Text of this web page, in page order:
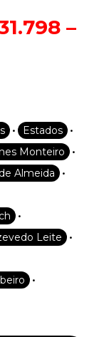
–
• Estados •
Monteiro •
Almeida •
•
Leite •
•